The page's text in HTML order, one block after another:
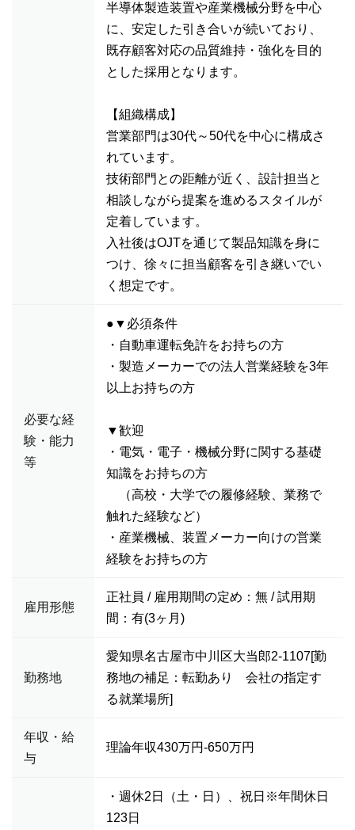
半導体製造装置や産業機械分野を中心
に、安定した引き合いが続いており、
既存顧客対応の品質維持・強化を目的
とした採用となります。
【組織構成】
営業部門は30代～50代を中心に構成さ
れています。
技術部門との距離が近く、設計担当と
相談しながら提案を進めるスタイルが
定着しています。
入社後はOJTを通じて製品知識を身に
つけ、徐々に担当顧客を引き継いでい
く想定です。
必要な経
験・能力
等
●▼必須条件
・自動車運転免許をお持ちの方
・製造メーカーでの法人営業経験を3年
以上お持ちの方
▼歓迎
・電気・電子・機械分野に関する基礎
知識をお持ちの方
（高校・大学での履修経験、業務で
触れた経験など）
・産業機械、装置メーカー向けの営業
経験をお持ちの方
雇用形態
正社員 / 雇用期間の定め：無 / 試用期
間：有(3ヶ月)
勤務地
愛知県名古屋市中川区大当郎2-1107[勤
務地の補足：転勤あり 会社の指定す
る就業場所]
年収・給
与
理論年収430万円-650万円
・週休2日（土・日）、祝日※年間休日
123日